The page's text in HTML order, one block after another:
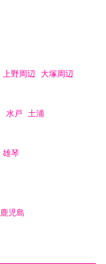
上野周辺 大塚周辺
水戸 土浦
雄琴
鹿児島